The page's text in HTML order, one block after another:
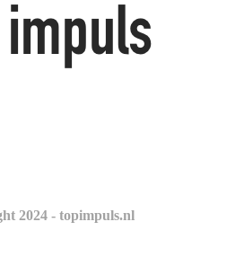
2024 - topimpuls.nl